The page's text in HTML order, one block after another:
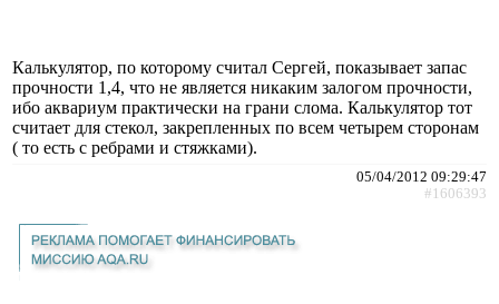
Калькулятор, по которому считал Сергей, показывает запас
прочности 1,4, что не является никаким залогом прочности,
ибо аквариум практически на грани слома. Калькулятор тот
считает для стекол, закрепленных по всем четырем сторонам
( то есть с ребрами и стяжками).
05/04/2012 09:29:47
#1606393